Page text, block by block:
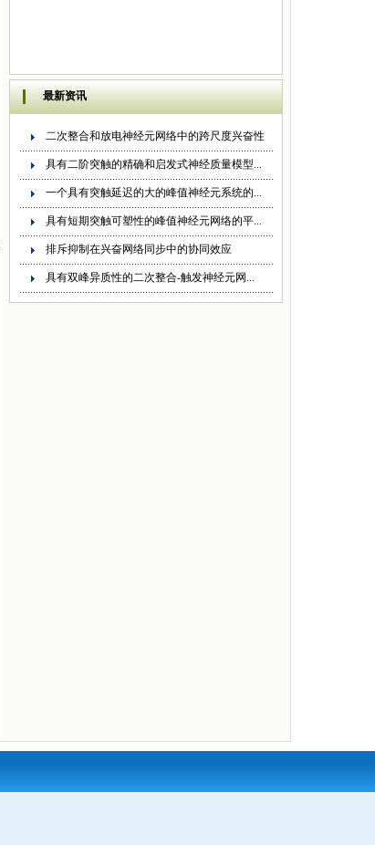
最新资讯
二次整合和放电神经元网络中的跨尺度兴奋性
具有二阶突触的精确和启发式神经质量模型...
一个具有突触延迟的大的峰值神经元系统的...
具有短期突触可塑性的峰值神经元网络的平...
排斥抑制在兴奋网络同步中的协同效应
具有双峰异质性的二次整合-触发神经元网...